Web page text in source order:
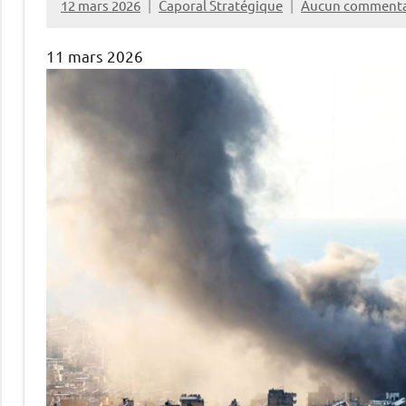
12 mars 2026 Caporal Stratégique Aucun
11 mars 2026